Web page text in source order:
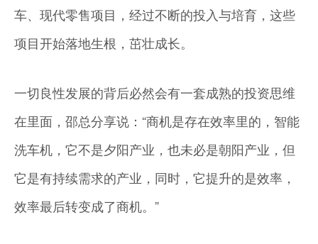
车、现代零售项目，经过不断的投入与培育，这些
项目开始落地生根，茁壮成长。
一切良性发展的背后必然会有一套成熟的投资思维
在里面，邵总分享说：“商机是存在效率里的，智能
洗车机，它不是夕阳产业，也未必是朝阳产业，但
它是有持续需求的产业，同时，它提升的是效率，
效率最后转变成了商机。”